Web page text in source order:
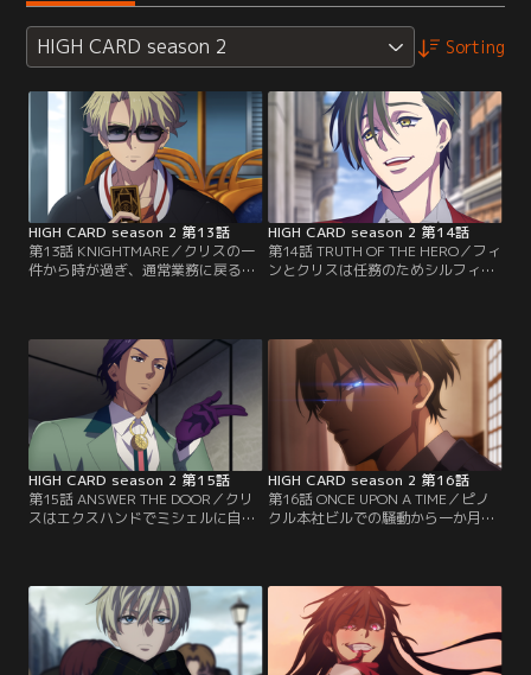
HIGH CARD season 2 Sorting
HIGH CARD season 2 第13話
第13話 KNIGHTMARE／クリスの一
件から時が過ぎ、通常業務に戻るハ
ォーランド王国第一王子の葬儀が執
り行われるなど、いまだに緊迫した
状態が続いていた。そんな中、フィ
ンは自身と家族に何が起きたのか知
るためにリンジーを訪れる。
HIGH CARD season 2 第14話
第14話 TRUTH OF THE HERO／フィ
ンとクリスは任務のためシルフィウ
パーヒーローのようなコスチューム
を纏い、能力名と同じく『ソニック
ムーブ』と名乗って人助けをしてい
るらしい。早速プレイヤーを捜索す
るフィンだったが、慣れない土地の
せいで…。
HIGH CARD season 2 第15話
第15話 ANSWER THE DOOR／クリ
スはエクスハンドでミシェルに自分
っていた。ハイカードがクリスのた
めに出来る事は何もない……レオは
この件でセオドールに呼び出されて
本社へ。クリスが心配なフィンもこ
っそりと後をつける。
HIGH CARD season 2 第16話
第16話 ONCE UPON A TIME／ピノ
クル本社ビルでの騒動から一か月
言い渡されてしまう。セオドールの
行方も分からず、仲間はバラバラ。
クリスも入院したままだ。暇を持て
余すフィンはバーナードしかいない
オールドメイド支店を訪れる。